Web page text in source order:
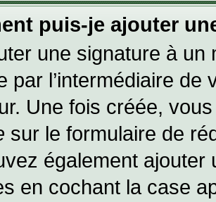
puis-je ajouter
une signature à un
par l’intermédiaire
Une fois créée,
sur le formulaire de
également
en cochant la case